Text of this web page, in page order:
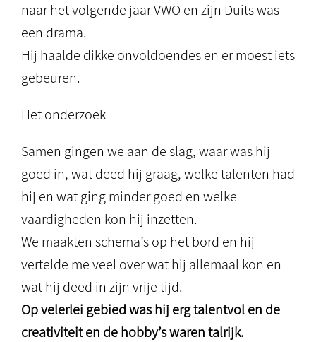
naar het volgende jaar VWO en zijn Duits was
een drama.
Hij haalde dikke onvoldoendes en er moest iets
gebeuren.
Het onderzoek
Samen gingen we aan de slag, waar was hij
goed in, wat deed hij graag, welke talenten had
hij en wat ging minder goed en welke
vaardigheden kon hij inzetten.
We maakten schema’s op het bord en hij
vertelde me veel over wat hij allemaal kon en
wat hij deed in zijn vrije tijd.
Op velerlei gebied was hij erg talentvol en de
creativiteit en de hobby’s waren talrijk.